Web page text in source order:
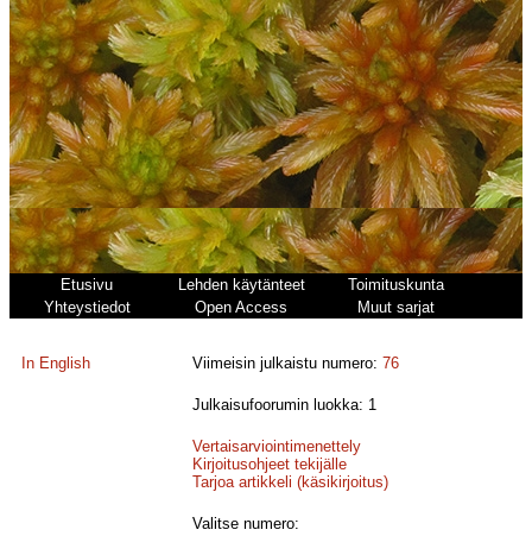
Etusivu Lehden käytänteet
Toimituskunta
Yhteystiedot
Open Access Muut sarjat
In English Viimeisin julkaistu numero:76
Julkaisufoorumin luokka: 1
Vertaisarviointimenettely
Kirjoitusohjeet tekijälle
Tarjoa artikkeli (käsikirjoitus)
Valitse numero: